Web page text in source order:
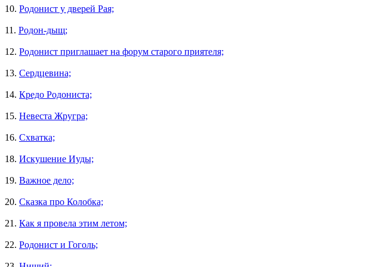
10. Родонист у дверей Рая;
11. Родон-дыщ;
12. Родонист приглашает на форум старого приятеля;
13. Сердцевина;
14. Кредо Родониста;
15. Невеста Жругра;
16. Схватка;
18. Искушение Иуды;
19. Важное дело;
20. Сказка про Колобка;
21. Как я провела этим летом;
22. Родонист и Гоголь;